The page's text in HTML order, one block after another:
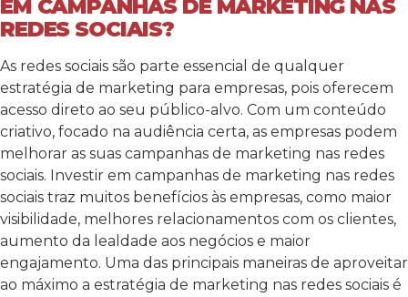
EM CAMPANHAS DE MARKETING NAS
REDES SOCIAIS?
As redes sociais são parte essencial de qualquer
estratégia de marketing para empresas, pois oferecem
acesso direto ao seu público-alvo. Com um conteúdo
criativo, focado na audiência certa, as empresas podem
melhorar as suas campanhas de marketing nas redes
sociais. Investir em campanhas de marketing nas redes
sociais traz muitos benefícios às empresas, como maior
visibilidade, melhores relacionamentos com os clientes,
aumento da lealdade aos negócios e maior
engajamento. Uma das principais maneiras de aproveitar
ao máximo a estratégia de marketing nas redes sociais é